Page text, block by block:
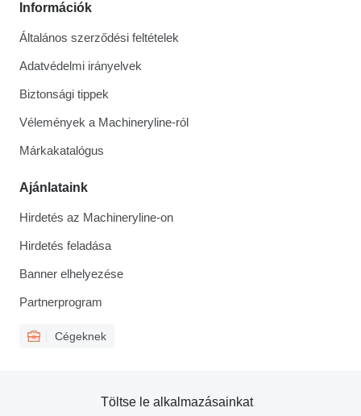
Információk
Általános szerződési feltételek
Adatvédelmi irányelvek
Biztonsági tippek
Vélemények a Machineryline-ról
Márkakatalógus
Ajánlataink
Hirdetés az Machineryline-on
Hirdetés feladása
Banner elhelyezése
Partnerprogram
Cégeknek
Töltse le alkalmazásainkat